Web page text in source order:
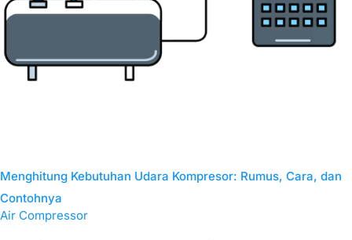
Menghitung Kebutuhan Udara Kompresor: Rumus, Cara, dan
Contohnya
Air Compressor